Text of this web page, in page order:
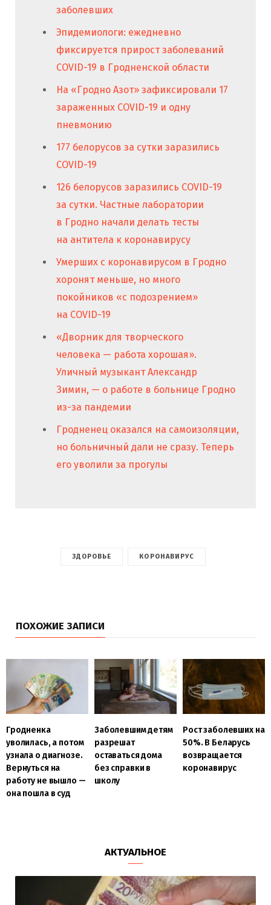
заболевших
Эпидемиологи: ежедневно
фиксируется прирост заболеваний
COVID-19 в Гродненской области
На «Гродно Азот» зафиксировали 17
зараженных COVID-19 и одну
пневмонию
177 белорусов за сутки заразились
COVID-19
126 белорусов заразились COVID-19
за сутки. Частные лаборатории
в Гродно начали делать тесты
на антитела к коронавирусу
Умерших с коронавирусом в Гродно
хоронят меньше, но много
покойников «с подозрением»
на COVID-19
«Дворник для творческого
человека — работа хорошая».
Уличный музыкант Александр
Зимин, — о работе в больнице Гродно
из-за пандемии
Гродненец оказался на самоизоляции,
но больничный дали не сразу. Теперь
его уволили за прогулы
ЗДОРОВЬЕ КОРОНАВИРУС
ПОХОЖИЕ ЗАПИСИ
Гродненка
уволилась, а потом
узнала о диагнозе.
Вернуться на
работу не вышло —
она пошла в суд
Заболевшим детям
разрешат
оставаться дома
без справки в
школу
Рост заболевших на
50%. В Беларусь
возвращается
коронавирус
АКТУАЛЬНОЕ